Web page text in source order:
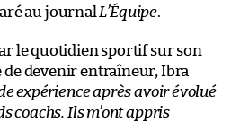
au journal L’Équipe.
le quotidien sportif sur son
devenir entraîneur, Ibra
expérience après avoir évolué
coachs. Ils m’ont appris